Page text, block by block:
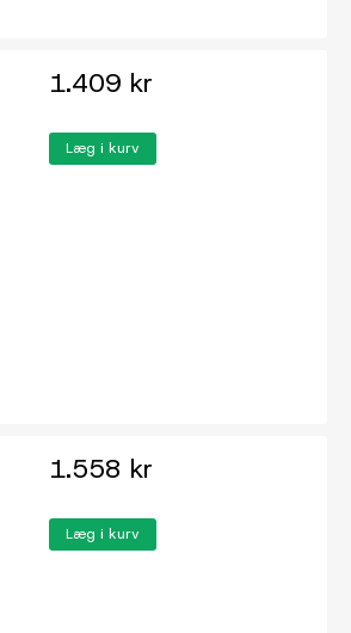
1.409 kr
Læg i kurv
1.558 kr
Læg i kurv